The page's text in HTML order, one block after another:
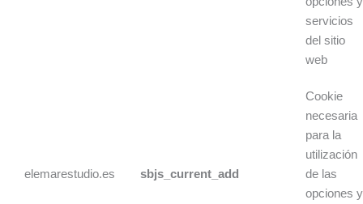
servicios
del sitio
web
elemarestudio.es sbjs_current_add
Cookie
necesaria
para la
utilización
de las
opciones y